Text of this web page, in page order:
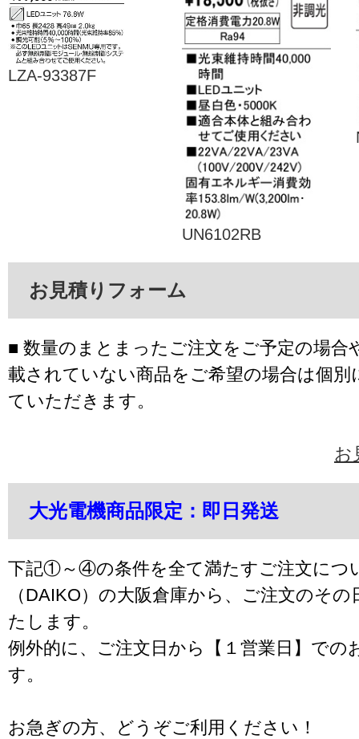
LZA-93387F
UN6102RB
お見積りフォーム
■ 数量のまとまったご注文をご予定の場合
載されていない商品をご希望の場合は個別
ていただきます。
お
大光電機商品限定：即日発送
下記①～④の条件を全て満たすご注文につ
（DAIKO）の大阪倉庫から、ご注文のそ
たします。
例外的に、ご注文日から【１営業日】での
す。
お急ぎの方、どうぞご利用ください！